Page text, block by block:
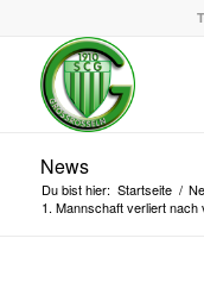
News
Du bist hier: Startseite /
1. Mannschaft verliert